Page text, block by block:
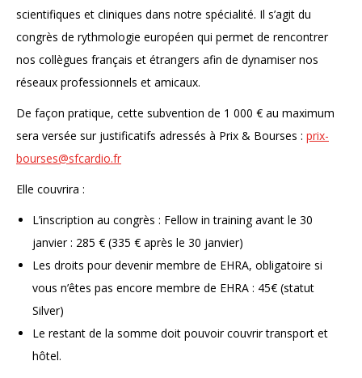
scientifiques et cliniques dans notre spécialité. Il s’agit du
congrès de rythmologie européen qui permet de rencontrer
nos collègues français et étrangers afin de dynamiser nos
réseaux professionnels et amicaux.
De façon pratique, cette subvention de 1 000 € au maximum
sera versée sur justificatifs adressés à Prix & Bourses : prix-
bourses@sfcardio.fr
Elle couvrira :
L’inscription au congrès : Fellow in training avant le 30
janvier : 285 € (335 € après le 30 janvier)
Les droits pour devenir membre de EHRA, obligatoire si
vous n’êtes pas encore membre de EHRA : 45€ (statut
Silver)
Le restant de la somme doit pouvoir couvrir transport et
hôtel.